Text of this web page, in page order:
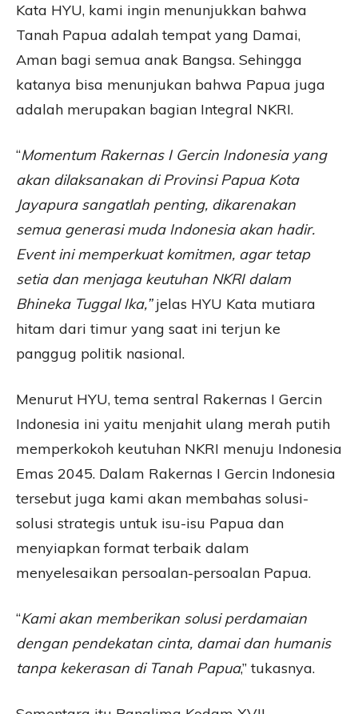
Kata HYU, kami ingin menunjukkan bahwa
Tanah Papua adalah tempat yang Damai,
Aman bagi semua anak Bangsa. Sehingga
katanya bisa menunjukan bahwa Papua juga
adalah merupakan bagian Integral NKRI.
“Momentum Rakernas I Gercin Indonesia yang
akan dilaksanakan di Provinsi Papua Kota
Jayapura sangatlah penting, dikarenakan
semua generasi muda Indonesia akan hadir.
Event ini memperkuat komitmen, agar tetap
setia dan menjaga keutuhan NKRI dalam
Bhineka Tuggal Ika,”jelas HYU Kata mutiara
hitam dari timur yang saat ini terjun ke
panggug politik nasional.
Menurut HYU, tema sentral Rakernas I Gercin
Indonesia ini yaitu menjahit ulang merah putih
memperkokoh keutuhan NKRI menuju Indonesia
Emas 2045. Dalam Rakernas I Gercin Indonesia
tersebut juga kami akan membahas solusi-
solusi strategis untuk isu-isu Papua dan
menyiapkan format terbaik dalam
menyelesaikan persoalan-persoalan Papua.
“Kami akan memberikan solusi perdamaian
dengan pendekatan cinta, damai dan humanis
tanpa kekerasan di Tanah Papua,” tukasnya.